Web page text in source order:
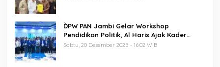
ĎPW PAN Jambi Gelar Workshop
Pendidikan Politik, Al Haris Ajak Kader
Perkuat Soliditas Jelang Pemilu 2029
Sabtu, 20 Desember 2025 - 16:02 WIB